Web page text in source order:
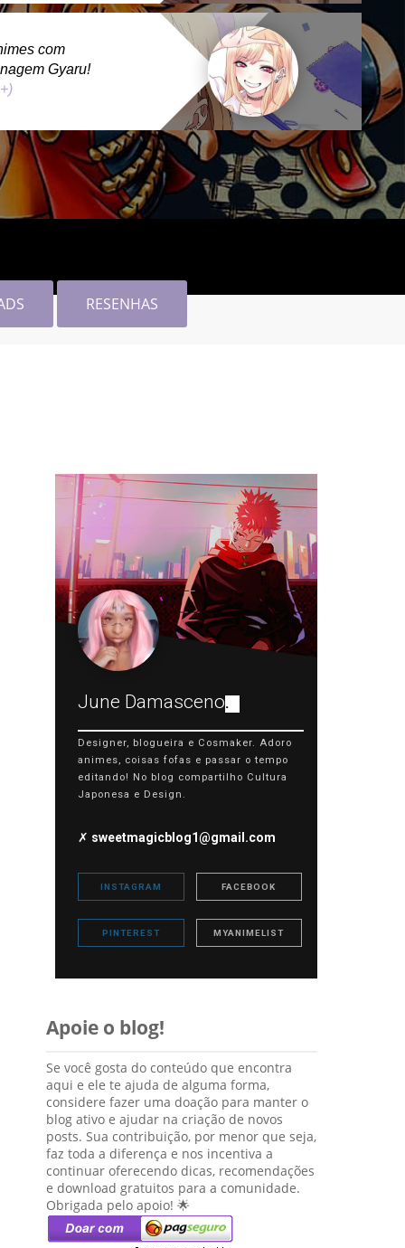
com
Gyaru!
RESENHAS
June Damasceno.
Designer, blogueira e Cosmaker. Adoro
animes, coisas fofas e passar o tempo
editando! No blog compartilho Cultura
Japonesa e Design.
✗ sweetmagicblog1@gmail.com
INSTAGRAM FACEBOOK
PINTEREST MYANIMELIST
Apoie o blog!
Se você gosta do conteúdo que encontra
aqui e ele te ajuda de alguma forma,
considere fazer uma doação para manter o
blog ativo e ajudar na criação de novos
posts. Sua contribuição, por menor que seja,
faz toda a diferença e nos incentiva a
continuar oferecendo dicas, recomendações
e download gratuitos para a comunidade.
Obrigada pelo apoio! 🌟